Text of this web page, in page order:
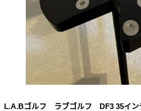
L.A.Bゴルフ ラブゴルフ DF3 35イ